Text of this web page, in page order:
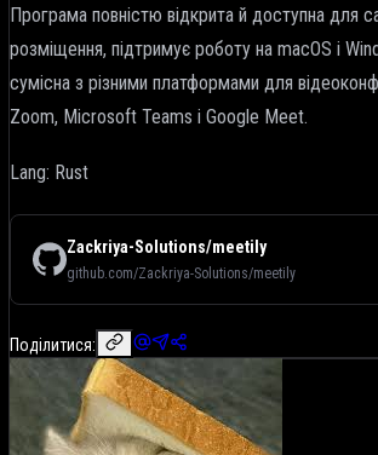
Програма повністю відкрита й доступна для
розміщення, підтримує роботу на macOS і
сумісна з різними платформами для
Zoom, Microsoft Teams і Google Meet.
Lang: Rust
Zackriya-Solutions/meetily
github.com/Zackriya-Solutions/meetily
Поділитися: